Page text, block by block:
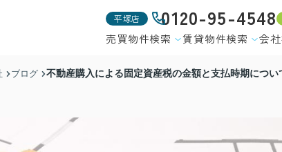
平塚店 0120-95-4548
売買物件検索 賃貸物件検索 会
ブログ 不動産購入による固定資産税の金額と支払時期につい